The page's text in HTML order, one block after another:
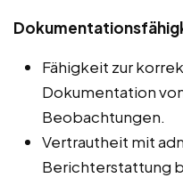
Fähigkeit zur
Dokumentation
Beobachtungen.
Vertrautheit mit
Berichterstattung